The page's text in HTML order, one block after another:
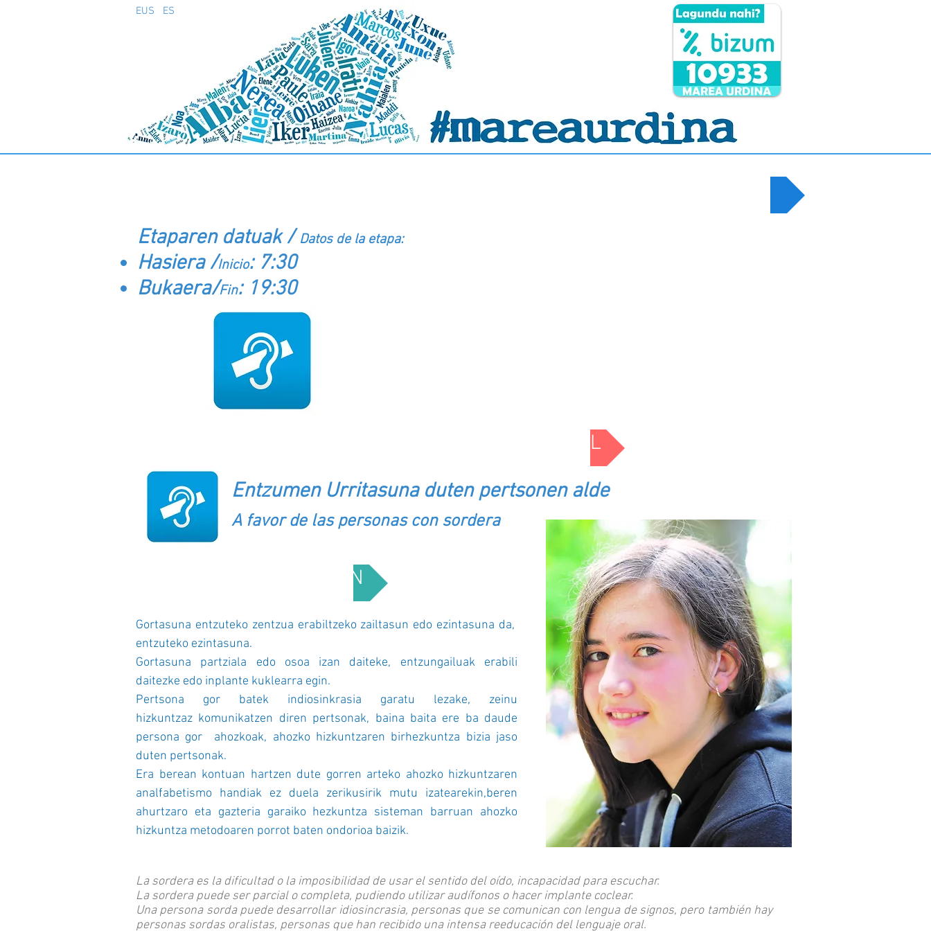
EUS ES
Etaparen datuak /Datos de la etapa:
Hasiera /Inicio: 7:30
Bukaera/Fin: 19:30
ANIZTASUN FUNTZIONALA / DIVERSIDAD FUNCIONAL
Entzumen Urritasuna duten pertsonen alde
A favor de las personas con sordera
AZALPENA / DESCRIPCIÓN
Gortasuna entzuteko zentzua erabiltzeko zailtasun edo ezintasuna da,
entzuteko ezintasuna.
Gortasuna partziala edo osoa izan daiteke, entzungailuak erabili
daitezke edo inplante kuklearra egin.
Pertsona gor batek indiosinkrasia garatu lezake, zeinu
hizkuntzaz komunikatzen diren pertsonak, baina baita ere ba daude
persona gor ahozkoak, ahozko hizkuntzaren birhezkuntza bizia jaso
duten pertsonak.
Era berean kontuan hartzen dute gorren arteko ahozko hizkuntzaren
analfabetismo handiak ez duela zerikusirik mutu izatearekin,beren
ahurtzaro eta gazteria garaiko hezkuntza sisteman barruan ahozko
hizkuntza metodoaren porrot baten ondorioa baizik.
La sordera es la dificultad o la imposibilidad de usar el sentido del oído, incapacidad para escuchar.
La sordera puede ser parcial o completa, pudiendo utilizar audífonos o hacer implante coclear.
Una persona sorda puede desarrollar idiosincrasia, personas que se comunican con lengua de signos, pero también hay
personas sordas oralistas, personas que han recibido una intensa reeducación del lenguaje oral.